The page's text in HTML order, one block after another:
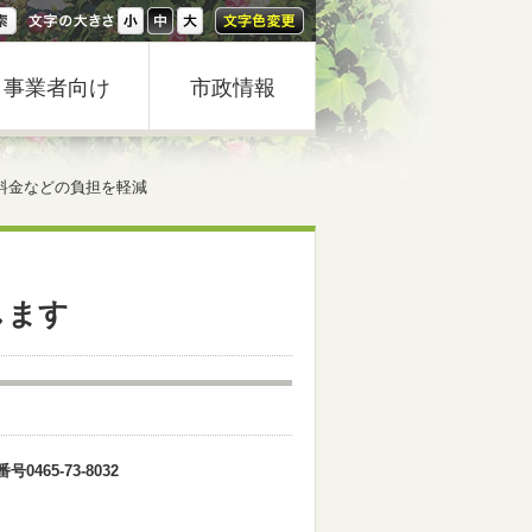
事業者向け 市政情報
金などの負担を軽減
ます
0465-73-8032